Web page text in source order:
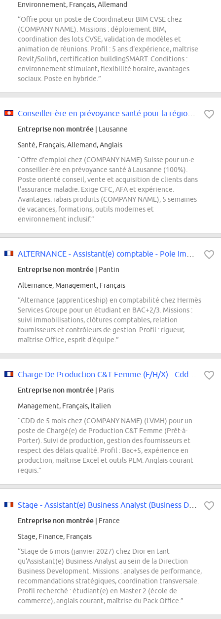
Environnement, Français, Allemand
“Offre pour un poste de Coordinateur BIM CVSE chez
(COMPANY NAME). Missions : déploiement BIM,
coordination des lots CVSE, validation de modèles et
animation de réunions. Profil : 5 ans d'expérience, maîtrise
Revit/Solibri, certification buildingSMART. Conditions :
environnement stimulant, flexibilité horaire, avantages
sociaux. Poste en hybride.”
Entreprise non montrée | Lausanne
Santé, Français, Allemand, Anglais
“Offre d'emploi chez (COMPANY NAME) Suisse pour un·e
conseiller·ère en prévoyance santé à Lausanne (100%).
Poste orienté conseil, vente et acquisition de clients dans
l'assurance maladie. Exige CFC, AFA et expérience.
Avantages: rabais produits (COMPANY NAME), 5 semaines
de vacances, formations, outils modernes et
environnement inclusif.”
Entreprise non montrée | Pantin
Alternance, Management, Français
“Alternance (apprenticeship) en comptabilité chez Hermès
Services Groupe pour un étudiant en BAC+2/3. Missions :
suivi immobilisations, clôtures comptables, relation
fournisseurs et contrôleurs de gestion. Profil : rigueur,
maîtrise Office, esprit d'équipe.”
Entreprise non montrée | Paris
Management, Français, Italien
“CDD de 5 mois chez (COMPANY NAME) (LVMH) pour un
poste de Chargé(e) de Production C&T Femme (Prêt-à-
Porter). Suivi de production, gestion des fournisseurs et
respect des délais qualité. Profil : Bac+5, expérience en
production, maîtrise Excel et outils PLM. Anglais courant
requis.”
Entreprise non montrée | France
Stage, Finance, Français
“Stage de 6 mois (janvier 2027) chez Dior en tant
qu'Assistant(e) Business Analyst au sein de la Direction
Business Development. Missions : analyses de performance,
recommandations stratégiques, coordination transversale.
Profil recherché : étudiant(e) en Master 2 (école de
commerce), anglais courant, maîtrise du Pack Office.”